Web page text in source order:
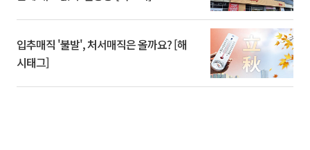
입추매직 '불발', 처서매직은 올까요? [해
시태그]